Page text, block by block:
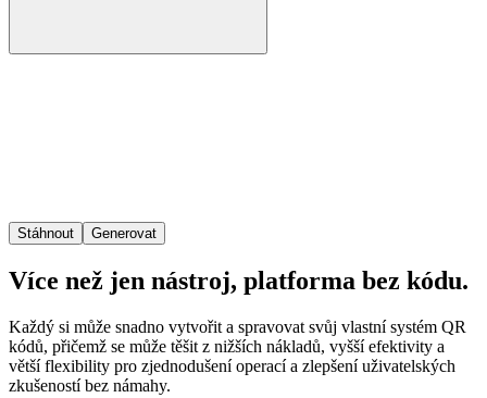
Stáhnout Generovat
Více než jen nástroj, platforma bez kódu.
Každý si může snadno vytvořit a spravovat svůj vlastní systém QR
kódů, přičemž se může těšit z nižších nákladů, vyšší efektivity a
větší flexibility pro zjednodušení operací a zlepšení uživatelských
zkušeností bez námahy.